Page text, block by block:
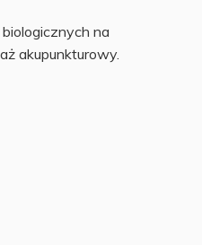
na
akupunkturowy.